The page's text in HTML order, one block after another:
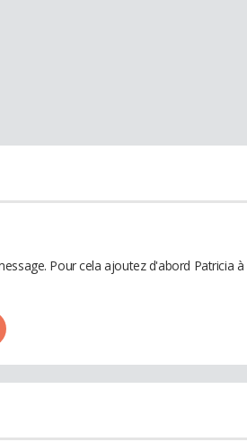
Pour cela ajoutez d'abord Patricia à